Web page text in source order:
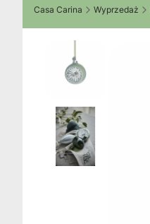
Casa Carina Wyprzedaż